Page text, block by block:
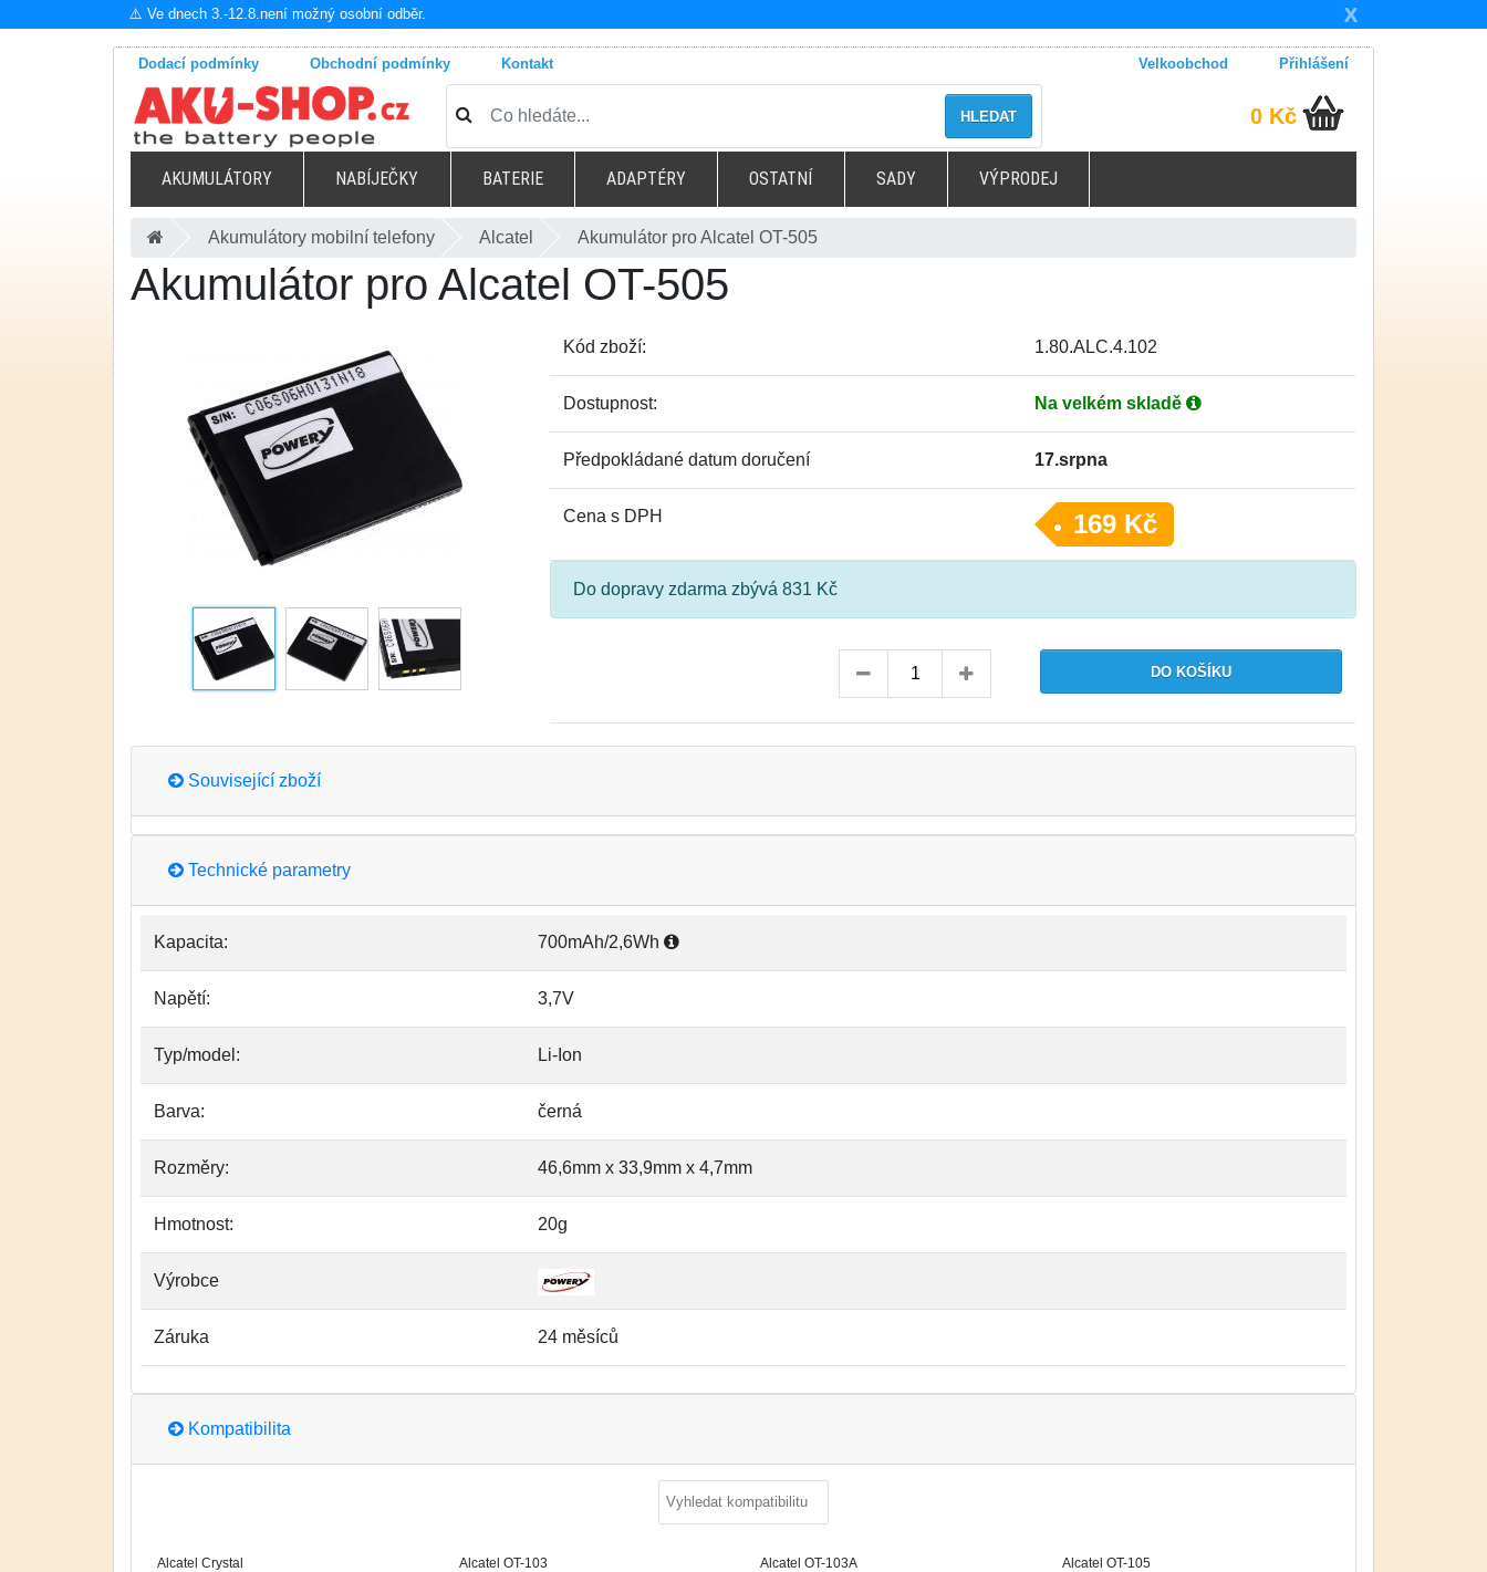
X
⚠️ Ve dnech 3.-12.8.není možný osobní odběr.
Dodací podmínky Obchodní podmínky Kontakt Velkoobchod Přihlášení
HLEDAT 0 Kč
AKUMULÁTORY NABÍJEČKY BATERIE ADAPTÉRY OSTATNÍ SADY VÝPRODEJ
Akumulátory mobilní telefony Alcatel Akumulátor pro Alcatel OT-505
Akumulátor pro Alcatel OT-505
Kód zboží: 1.80.ALC.4.102
Dostupnost: Na velkém skladě
Předpokládané datum doručení 17.srpna
Cena s DPH 169 Kč
Do dopravy zdarma zbývá 831 Kč
Související zboží
Technické parametry
Kapacita: 700mAh/2,6Wh
Napětí: 3,7V
Typ/model: Li-Ion
Barva: černá
Rozměry: 46,6mm x 33,9mm x 4,7mm
Hmotnost: 20g
Výrobce
Záruka 24 měsíců
Kompatibilita
Alcatel Crystal Alcatel OT-103 Alcatel OT-103A
Alcatel OT-105